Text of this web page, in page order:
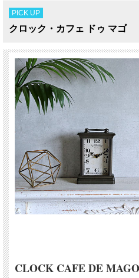
PICK UP
クロック・カフェ ドゥ マゴ
CLOCK CAFE DE MAGO